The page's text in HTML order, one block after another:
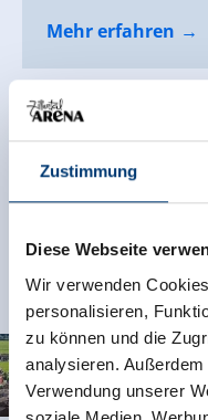
Zustimmung
Diese Webseite
Wir verwenden
personalisieren,
zu können und die
analysieren.
Verwendung unserer
Mehr erfahren
Mehr erfahren
Mehr erfahren
Mehr erfahren
Mehr erfahren
Mehr erfahren
Mehr erfahren
Mehr erfahren
Mehr erfahren
Gerlos